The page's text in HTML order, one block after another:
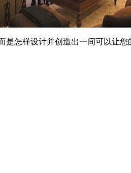
怎样设计并创造出一间可以让您